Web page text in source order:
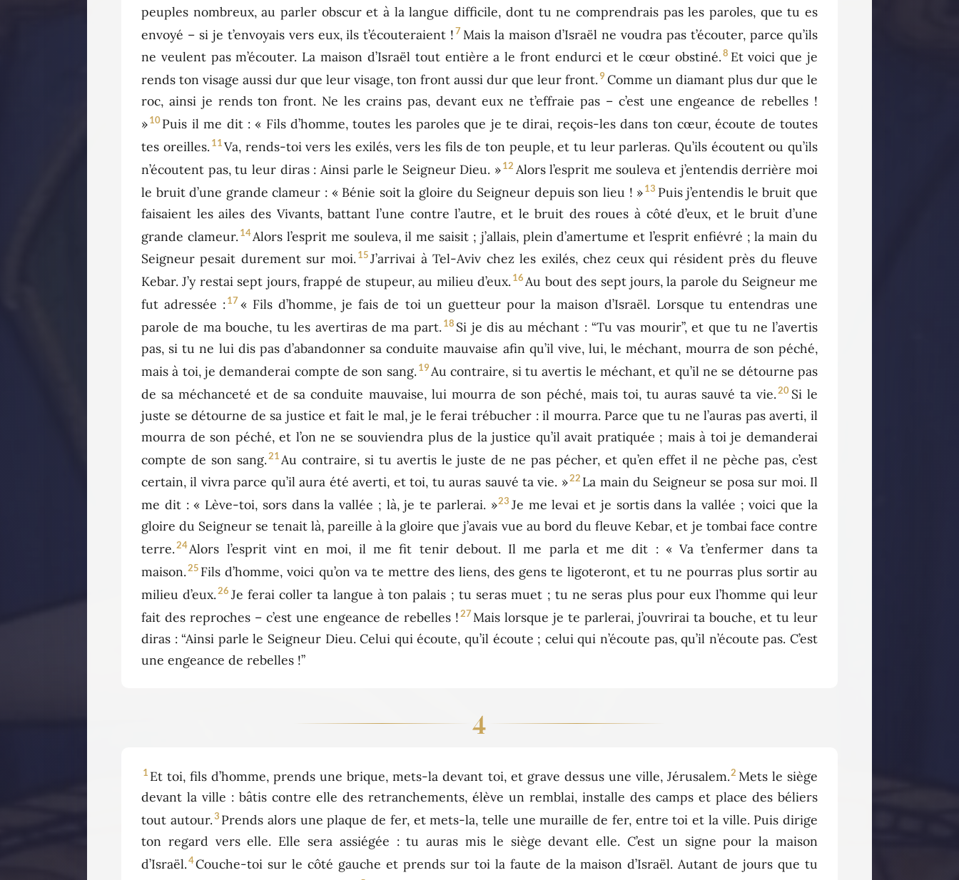
peuples nombreux, au parler obscur et à la langue difficile, dont tu ne comprendrais pas les paroles, que tu es
envoyé – si je t’envoyais vers eux, ils t’écouteraient !7 Mais la maison d’Israël ne voudra pas t’écouter, parce qu’ils
ne veulent pas m’écouter. La maison d’Israël tout entière a le front endurci et le cœur obstiné.8 Et voici que je
rends ton visage aussi dur que leur visage, ton front aussi dur que leur front. 9 Comme un diamant plus dur que le
roc, ainsi je rends ton front. Ne les crains pas, devant eux ne t’effraie pas – c’est une engeance de rebelles !
»10Puis il me dit : « Fils d’homme, toutes les paroles que je te dirai, reçois-les dans ton cœur, écoute de toutes
tes oreilles. 11Va, rends-toi vers les exilés, vers les fils de ton peuple, et tu leur parleras. Qu’ils écoutent ou qu’ils
n’écoutent pas, tu leur diras : Ainsi parle le Seigneur Dieu. »12 Alors l’esprit me souleva et j’entendis derrière moi
le bruit d’une grande clameur : « Bénie soit la gloire du Seigneur depuis son lieu ! »13 Puis j’entendis le bruit que
faisaient les ailes des Vivants, battant l’une contre l’autre, et le bruit des roues à côté d’eux, et le bruit d’une
grande clameur. 14 Alors l’esprit me souleva, il me saisit ; j’allais, plein d’amertume et l’esprit enfiévré ; la main du
Seigneur pesait durement sur moi. 15 J’arrivai à Tel-Aviv chez les exilés, chez ceux qui résident près du fleuve
Kebar. J’y restai sept jours, frappé de stupeur, au milieu d’eux. 16 Au bout des sept jours, la parole du Seigneur me
fut adressée :17 « Fils d’homme, je fais de toi un guetteur pour la maison d’Israël. Lorsque tu entendras une
parole de ma bouche, tu les avertiras de ma part. 18 Si je dis au méchant : “Tu vas mourir”, et que tu ne l’avertis
pas, si tu ne lui dis pas d’abandonner sa conduite mauvaise afin qu’il vive, lui, le méchant, mourra de son péché,
mais à toi, je demanderai compte de son sang. 19Au contraire, si tu avertis le méchant, et qu’il ne se détourne pas
de sa méchanceté et de sa conduite mauvaise, lui mourra de son péché, mais toi, tu auras sauvé ta vie. 20 Si le
juste se détourne de sa justice et fait le mal, je le ferai trébucher : il mourra. Parce que tu ne l’auras pas averti, il
mourra de son péché, et l’on ne se souviendra plus de la justice qu’il avait pratiquée ; mais à toi je demanderai
compte de son sang.21 Au contraire, si tu avertis le juste de ne pas pécher, et qu’en effet il ne pèche pas, c’est
certain, il vivra parce qu’il aura été averti, et toi, tu auras sauvé ta vie. »22 La main du Seigneur se posa sur moi. Il
me dit : « Lève-toi, sors dans la vallée ; là, je te parlerai. »23 Je me levai et je sortis dans la vallée ; voici que la
gloire du Seigneur se tenait là, pareille à la gloire que j’avais vue au bord du fleuve Kebar, et je tombai face contre
terre.24Alors l’esprit vint en moi, il me fit tenir debout. Il me parla et me dit : « Va t’enfermer dans ta
maison.25 Fils d’homme, voici qu’on va te mettre des liens, des gens te ligoteront, et tu ne pourras plus sortir au
milieu d’eux.26 Je ferai coller ta langue à ton palais ; tu seras muet ; tu ne seras plus pour eux l’homme qui leur
fait des reproches – c’est une engeance de rebelles !27 Mais lorsque je te parlerai, j’ouvrirai ta bouche, et tu leur
diras : “Ainsi parle le Seigneur Dieu. Celui qui écoute, qu’il écoute ; celui qui n’écoute pas, qu’il n’écoute pas. C’est
une engeance de rebelles !”
4
1 Et toi, fils d’homme, prends une brique, mets-la devant toi, et grave dessus une ville, Jérusalem.2 Mets le siège
devant la ville : bâtis contre elle des retranchements, élève un remblai, installe des camps et place des béliers
tout autour.3 Prends alors une plaque de fer, et mets-la, telle une muraille de fer, entre toi et la ville. Puis dirige
ton regard vers elle. Elle sera assiégée : tu auras mis le siège devant elle. C’est un signe pour la maison
d’Israël.4Couche-toi sur le côté gauche et prends sur toi la faute de la maison d’Israël. Autant de jours que tu